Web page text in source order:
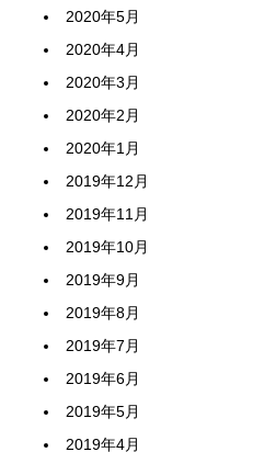
2020年5月
2020年4月
2020年3月
2020年2月
2020年1月
2019年12月
2019年11月
2019年10月
2019年9月
2019年8月
2019年7月
2019年6月
2019年5月
2019年4月